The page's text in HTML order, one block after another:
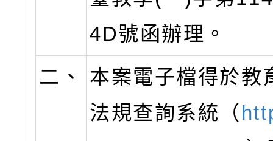
4D號函辦理。
二、
本案電子檔得於教
法規查詢系統（